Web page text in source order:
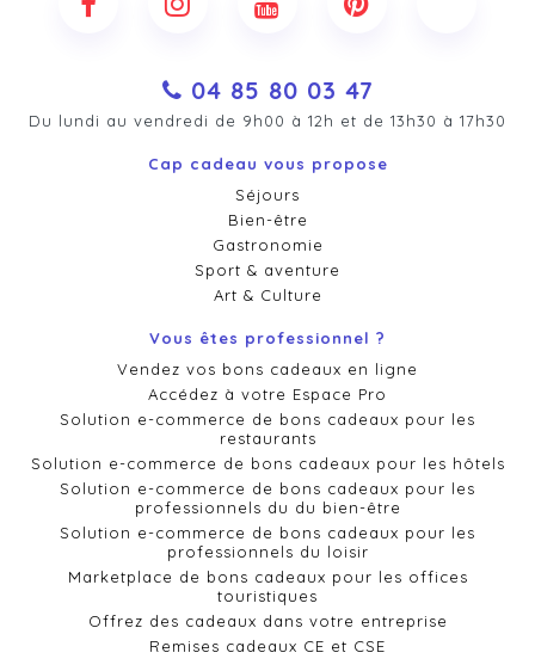
04 85 80 03 47
Du lundi au vendredi de 9h00 à 12h et de 13h30 à 17h30
Cap cadeau vous propose
Séjours
Bien-être
Gastronomie
Sport & aventure
Art & Culture
Vous êtes professionnel ?
Vendez vos bons cadeaux en ligne
Accédez à votre Espace Pro
Solution e-commerce de bons cadeaux pour les
restaurants
Solution e-commerce de bons cadeaux pour les hôtels
Solution e-commerce de bons cadeaux pour les
professionnels du du bien-être
Solution e-commerce de bons cadeaux pour les
professionnels du loisir
Marketplace de bons cadeaux pour les offices
touristiques
Offrez des cadeaux dans votre entreprise
Remises cadeaux CE et CSE